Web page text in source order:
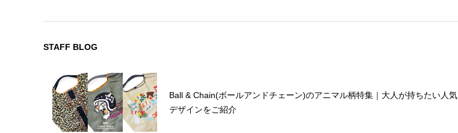
STAFF BLOG
Ball & Chain(ボールアンドチェーン)のアニマル柄特集｜大人が持ちたい人気
デザインをご紹介